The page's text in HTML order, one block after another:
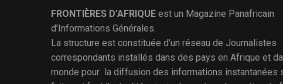
FRONTIÈRES D’AFRIQUE est un Magazine Panafricain
d’Informations Générales.
La structure est constituée d’un réseau de Journalistes
correspondants installés dans des pays en Afrique et
monde pour la diffusion des informations instantanées